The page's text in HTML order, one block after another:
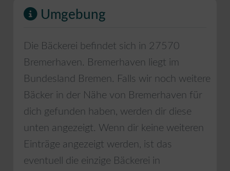
Umgebung
Die Bäckerei befindet sich in 27570
Bremerhaven . Bremerhaven liegt im
Bundesland Bremen . Falls wir noch weitere
Bäcker in der Nähe von Bremerhaven für
dich gefunden haben, werden dir diese
unten angezeigt. Wenn dir keine weiteren
Einträge angezeigt werden, ist das
eventuell die einzige Bäckerei in